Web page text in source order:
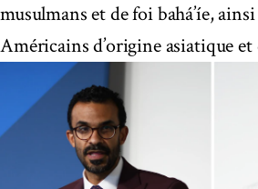
musulmans et de foi bahá’íe,
Américains d’origine asiatique